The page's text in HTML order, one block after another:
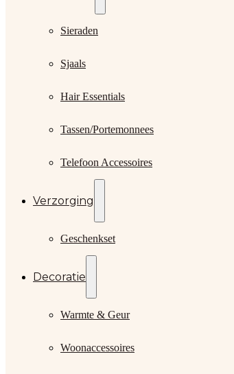
Sieraden
Sjaals
Hair Essentials
Tassen/Portemonnees
Telefoon Accessoires
Verzorging
Geschenkset
Decoratie
Warmte & Geur
Woonaccessoires